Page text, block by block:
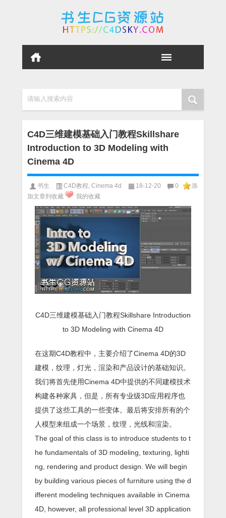
请输入搜索内容
C4D三维建模基础入门教程Skillshare
Introduction to 3D Modeling with
Cinema 4D
书生 C4D教程 Cinema 4d 18-12-20 0
添
加文章到收藏
我的收藏
C4D三维建模基础入门教程Skillshare Introduction
to 3D Modeling with Cinema 4D
在这期C4D教程中，主要介绍了Cinema 4D的3D
建模，纹理，灯光，渲染和产品设计的基础知识。
我们将首先使用Cinema 4D中提供的不同建模技术
构建各种家具，但是，所有专业级3D应用程序也
提供了这些工具的一些变体。最后将安排所有的个
人模型来组成一个场景，纹理，光线和渲染。
The goal of this class is to introduce students to t
he fundamentals of 3D modeling, texturing, lighti
ng, rendering and product design. We will begin
by building various pieces of furniture using the d
ifferent modeling techniques available in Cinema
4D, however, all professional level 3D application